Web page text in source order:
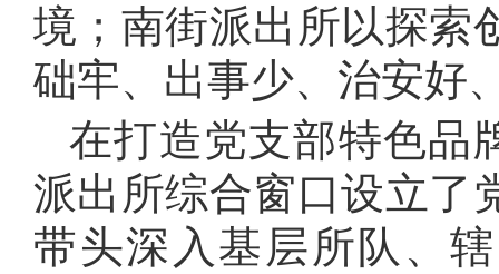
境；南街派出所以探索
础牢、出事少、治安好
在打造党支部特色品
派出所综合窗口设立了
带头深入基层所队、